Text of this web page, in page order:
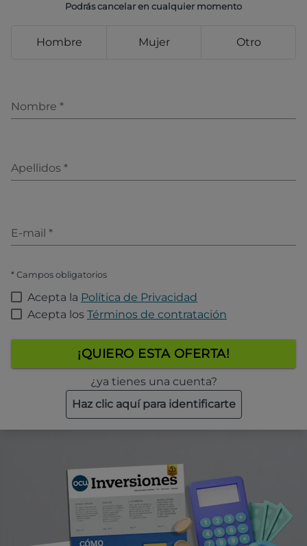
Podrás cancelar en cualquier momento
Hombre Mujer Otro
Nombre *
Apellidos *
E-mail *
* Campos obligatorios
Acepta la Política de Privacidad
Acepta los Términos de contratación
¡QUIERO ESTA OFERTA!
¿ya tienes una cuenta?
Haz clic aquí para identificarte